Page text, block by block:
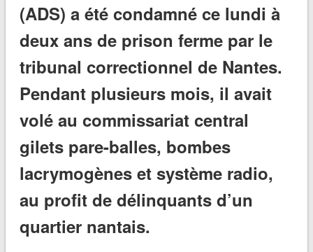
(ADS) a été condamné ce lundi à
deux ans de prison ferme par le
tribunal correctionnel de Nantes.
Pendant plusieurs mois, il avait
volé au commissariat central
gilets pare-balles, bombes
lacrymogènes et système radio,
au profit de délinquants d’un
quartier nantais.